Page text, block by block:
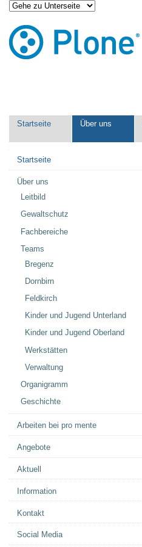
Direkt
zum
Inhalt
|
Direkt
zur
Benutzerspezifische
Werkzeuge
Startseite Über uns
Startseite
Über uns
Leitbild
Gewaltschutz
Fachbereiche
Teams
Bregenz
Dornbirn
Feldkirch
Kinder und Jugend Unterland
Kinder und Jugend Oberland
Werkstätten
Verwaltung
Organigramm
Geschichte
Arbeiten bei pro mente
Angebote
Aktuell
Information
Kontakt
Social Media